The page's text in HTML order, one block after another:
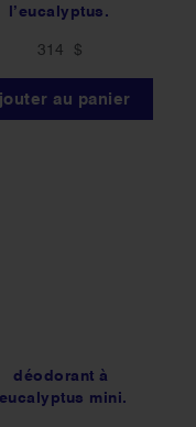
l’eucalyptus.
314 $
au panier
déodorant à
mini.